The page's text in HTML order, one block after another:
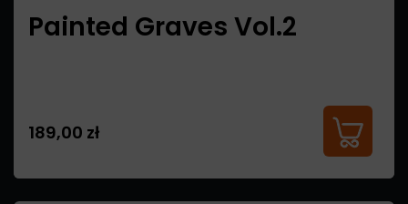
Painted Graves Vol.2
189,00 zł